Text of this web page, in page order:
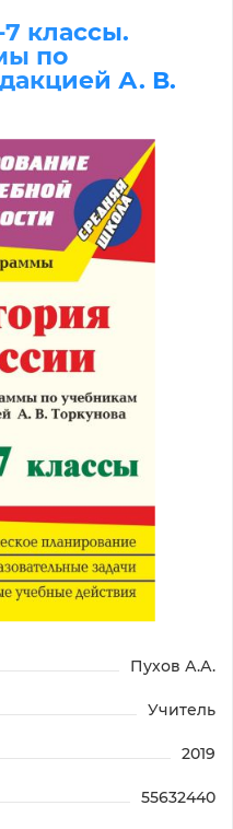
классы.
по
А. В.
Пухов А.А.
Учитель
2019
55632440